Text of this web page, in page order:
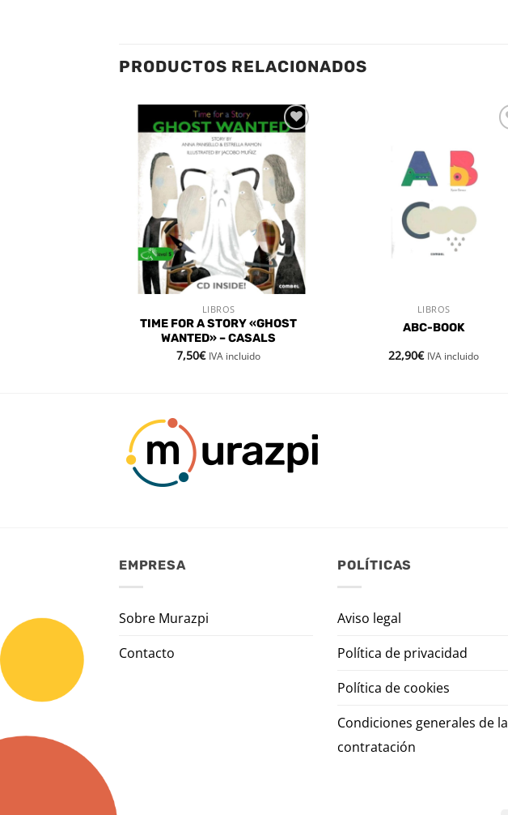
PRODUCTOS RELACIONADOS
Añadir
lista de
deseos
VISTA RÁPIDA
LIBROS
TIME FOR A STORY «GHOST
WANTED» – CASALS
7,50€ IVA incluido
VISTA RÁPIDA
LIBROS
ABC-BOOK
22,90€ IVA incluido
EMPRESA
Sobre Murazpi
Contacto
POLÍTICAS
Aviso legal
Política de privacidad
Política de cookies
Condiciones generales de la
contratación